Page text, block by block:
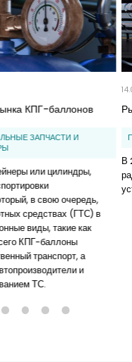
КПГ-баллонов
ЗАПЧАСТИ И
или цилиндры,
в свою очередь,
средствах (ГТС) в
виды, такие как
КПГ-баллоны
транспорт, а
и
ТС.
В